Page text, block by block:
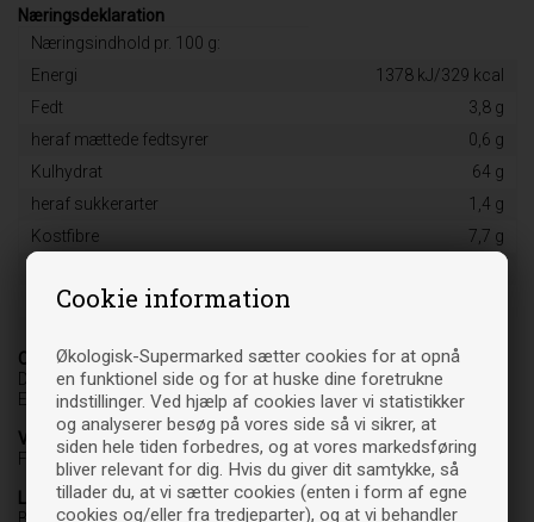
Cookie information
Økologisk-Supermarked sætter cookies for at opnå
en funktionel side og for at huske dine foretrukne
indstillinger. Ved hjælp af cookies laver vi statistikker
og analyserer besøg på vores side så vi sikrer, at
siden hele tiden forbedres, og at vores markedsføring
bliver relevant for dig. Hvis du giver dit samtykke, så
tillader du, at vi sætter cookies (enten i form af egne
cookies og/eller fra tredjeparter), og at vi behandler
Næringsdeklaration
Næringsindhold pr. 100 g:
Energi
1378 kJ/329 kcal
Fedt
3,8 g
heraf mættede fedtsyrer
0,6 g
Kulhydrat
64 g
heraf sukkerarter
1,4 g
Kostfibre
7,7 g
Salt
Oprindelsesland
DK-ØKO 100
EU jordbrug
Varebetegnelse
Fødevare
Leverandør